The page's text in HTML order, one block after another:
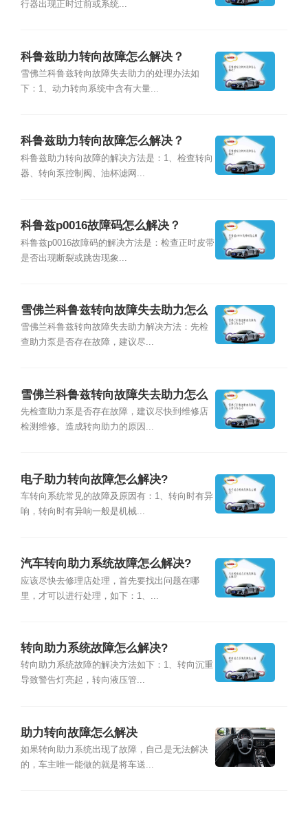
行器出现正时过前或系统...
科鲁兹助力转向故障怎么解决？
雪佛兰科鲁兹转向故障失去助力的处理办法如
下：1、动力转向系统中含有大量...
科鲁兹助力转向故障怎么解决？
科鲁兹助力转向故障的解决方法是：1、检查转向
器、转向泵控制阀、油杯滤网...
科鲁兹p0016故障码怎么解决？
科鲁兹p0016故障码的解决方法是：检查正时皮带
是否出现断裂或跳齿现象...
雪佛兰科鲁兹转向故障失去助力怎么
办？
雪佛兰科鲁兹转向故障失去助力解决方法：先检
查助力泵是否存在故障，建议尽...
雪佛兰科鲁兹转向故障失去助力怎么
办
先检查助力泵是否存在故障，建议尽快到维修店
检测维修。造成转向助力的原因...
电子助力转向故障怎么解决?
车转向系统常见的故障及原因有：1、转向时有异
响，转向时有异响一般是机械...
汽车转向助力系统故障怎么解决?
应该尽快去修理店处理，首先要找出问题在哪
里，才可以进行处理，如下：1、...
转向助力系统故障怎么解决?
转向助力系统故障的解决方法如下：1、转向沉重
导致警告灯亮起，转向液压管...
助力转向故障怎么解决
如果转向助力系统出现了故障，自己是无法解决
的，车主唯一能做的就是将车送...